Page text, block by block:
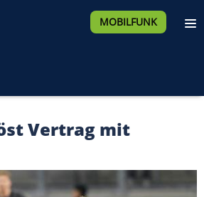
MOBILFUNK
Vertrag mit